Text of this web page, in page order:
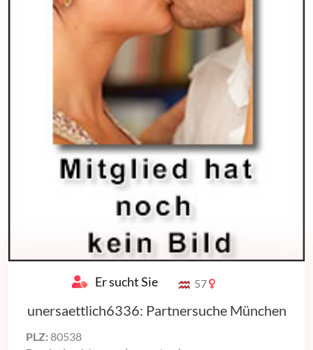
Er sucht Sie 57
unersaettlich6336: Partnersuche München
PLZ: 80538